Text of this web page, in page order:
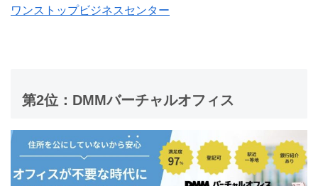
ワンストップビジネスセンター
第2位：DMMバーチャルオフィス